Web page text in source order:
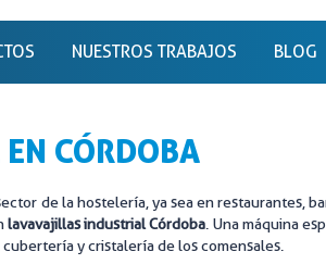
HOSTELERÍA
INDUSTRIAL
NUESTROS TRABAJOS
COCCIÓN
ESCUELA DE HOSTELERÍA
FRÍO INDUSTRIAL
BLOG
CÓRDOBA
de la hostelería, ya sea en restaurantes,
lavavajillas industrial Córdoba . Una máquina
y cristalería de los comensales.